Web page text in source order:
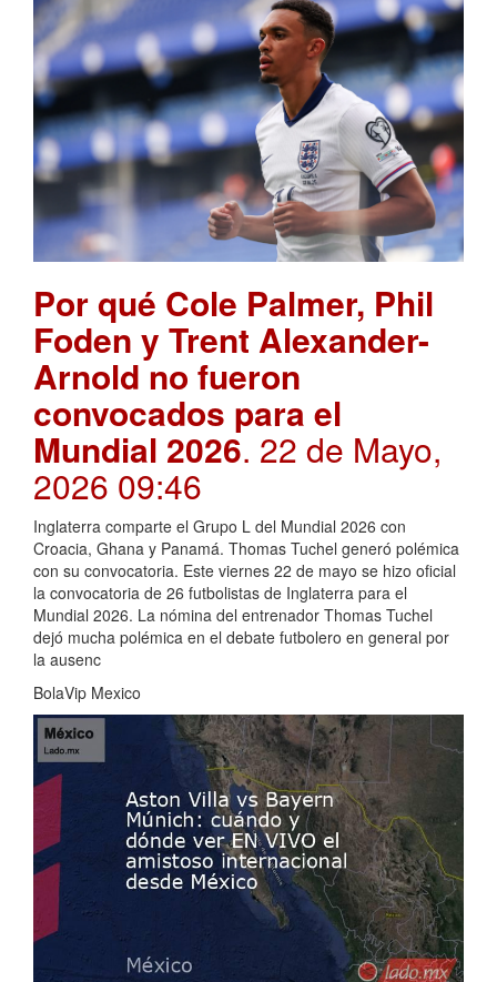
Por qué Cole Palmer, Phil
Foden y Trent Alexander-
Arnold no fueron
convocados para el
Mundial 2026. 22 de Mayo,
2026 09:46
Inglaterra comparte el Grupo L del Mundial 2026 con
Croacia, Ghana y Panamá. Thomas Tuchel generó polémica
con su convocatoria. Este viernes 22 de mayo se hizo oficial
la convocatoria de 26 futbolistas de Inglaterra para el
Mundial 2026. La nómina del entrenador Thomas Tuchel
dejó mucha polémica en el debate futbolero en general por
la ausenc
BolaVip Mexico